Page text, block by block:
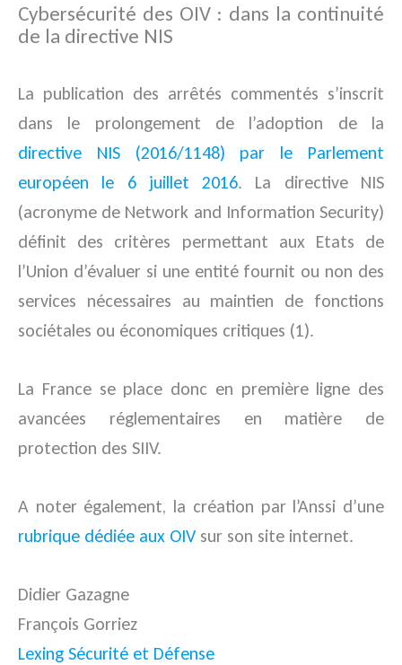
Cybersécurité des OIV : dans la continuité
de la directive NIS
La publication des arrêtés commentés s’inscrit
dans le prolongement de l’adoption de la
directive NIS (2016/1148) par le Parlement
européen le 6 juillet 2016. La directive NIS
(acronyme de Network and Information Security)
définit des critères permettant aux Etats de
l’Union d’évaluer si une entité fournit ou non des
services nécessaires au maintien de fonctions
sociétales ou économiques critiques (1).
La France se place donc en première ligne des
avancées réglementaires en matière de
protection des SIIV.
A noter également, la création par l’Anssi d’une
rubrique dédiée aux OIVsur son site internet.
Didier Gazagne
François Gorriez
Lexing Sécurité et Défense